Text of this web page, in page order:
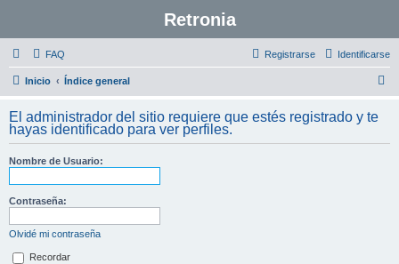
Retronia
FAQ Identificarse
Registrarse
Inicio Índice general
c
El administrador del sitio requiere que estés registrado y te
hayas identificado para ver perfiles.
Nombre de Usuario:
Contraseña:
Olvidé mi contraseña
Recordar